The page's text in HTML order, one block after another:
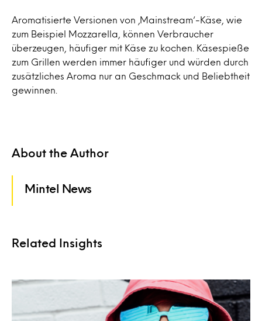
Aromatisierte Versionen von ‚Mainstream‘-Käse, wie
zum Beispiel Mozzarella, können Verbraucher
überzeugen, häufiger mit Käse zu kochen. Käsespieße
zum Grillen werden immer häufiger und würden durch
zusätzliches Aroma nur an Geschmack und Beliebtheit
gewinnen.
About the Author
Mintel News
Related Insights